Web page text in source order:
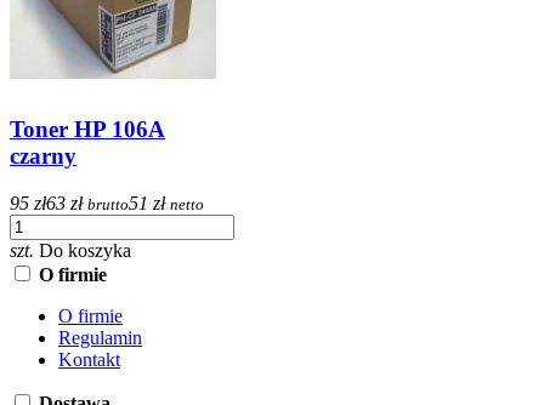
Toner HP 106A
czarny
95 zł63 zł brutto51 zł netto
szt. Do koszyka
O firmie
O firmie
Regulamin
Kontakt